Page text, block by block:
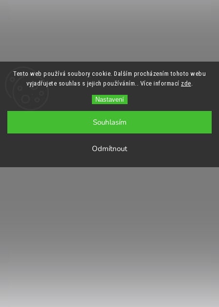
Tento web používá soubory cookie. Dalším procházením tohoto webu
vyjadřujete souhlas s jejich používáním.. Více informací zde
Nastavení
Odmítnout
Souhlasím